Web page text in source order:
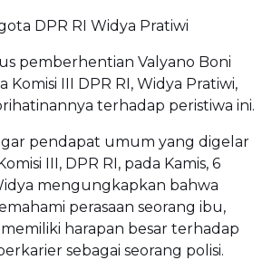
DPR RI Widya Pratiwi
pemberhentian Valyano Boni
Komisi III DPR RI, Widya Pratiwi,
terhadap peristiwa ini.
pendapat umum yang digelar
III, DPR RI, pada Kamis, 6
mengungkapkan bahwa
perasaan seorang ibu,
harapan besar terhadap
sebagai seorang polisi.